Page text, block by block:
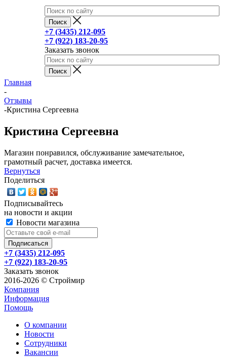
+7 (3435) 212-095
+7 (922) 183-20-95
Заказать звонок
Главная
-
Отзывы
-Кристина Сергеевна
Кристина Сергеевна
Магазин понравился, обслуживание замечательное,
грамотный расчет, доставка имеется.
Вернуться
Поделиться
Подписывайтесь
на новости и акции
Новости магазина
+7 (3435) 212-095
+7 (922) 183-20-95
Заказать звонок
2016-2026 © Строймир
Компания
Информация
Помощь
О компании
Новости
Сотрудники
Вакансии